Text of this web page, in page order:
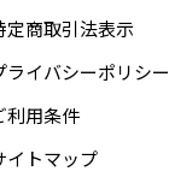
定商取引法表示
ライバシーポリシー
利用条件
イトマップ